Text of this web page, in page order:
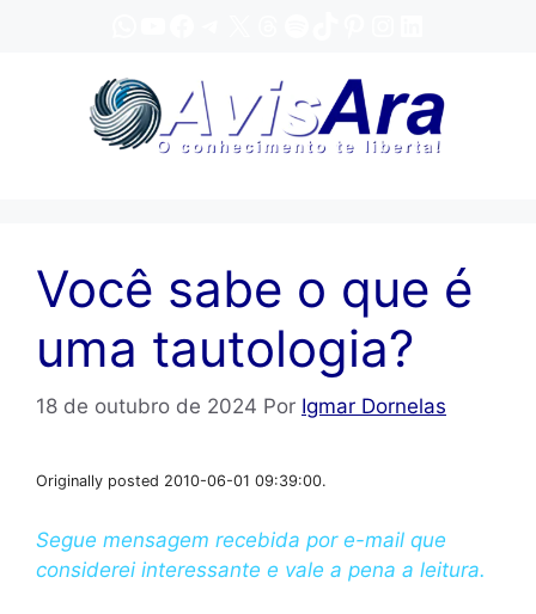
Você sabe o que é
uma tautologia?
18 de outubro de 2024 Por Igmar Dornelas
Originally posted 2010-06-01 09:39:00.
Segue mensagem recebida por e-mail que
considerei interessante e vale a pena a leitura.